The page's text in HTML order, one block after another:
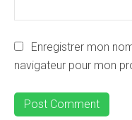
Enregistrer mon
navigateur pour mon